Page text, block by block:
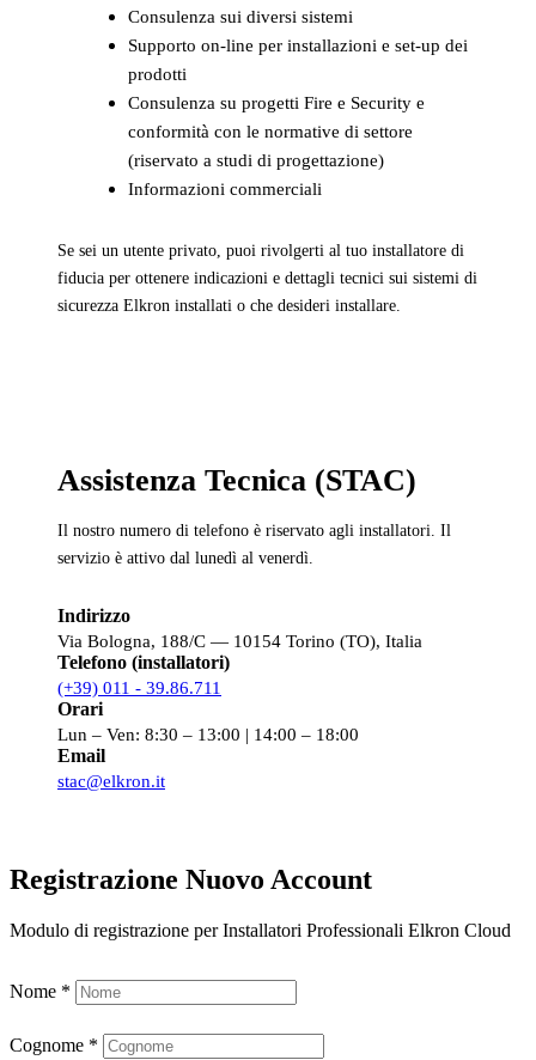
Consulenza sui diversi sistemi
Supporto on-line per installazioni e set-up dei
prodotti
Consulenza su progetti Fire e Security e
conformità con le normative di settore
(riservato a studi di progettazione)
Informazioni commerciali
Se sei un utente privato, puoi rivolgerti al tuo installatore di
fiducia per ottenere indicazioni e dettagli tecnici sui sistemi di
sicurezza Elkron installati o che desideri installare.
Assistenza Tecnica (STAC)
Il nostro numero di telefono è riservato agli installatori. Il
servizio è attivo dal lunedì al venerdì.
Indirizzo
Via Bologna, 188/C — 10154 Torino (TO), Italia
Telefono (installatori)
(+39) 011 - 39.86.711
Orari
Lun – Ven: 8:30 – 13:00 | 14:00 – 18:00
Email
stac@elkron.it
Registrazione Nuovo Account
Modulo di registrazione per Installatori Professionali Elkron Cloud
Nome *
Cognome *